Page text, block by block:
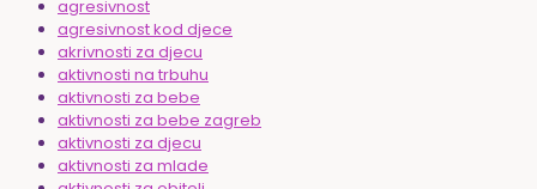
agresivnost
agresivnost kod djece
akrivnosti za djecu
aktivnosti na trbuhu
aktivnosti za bebe
aktivnosti za bebe zagreb
aktivnosti za djecu
aktivnosti za mlade